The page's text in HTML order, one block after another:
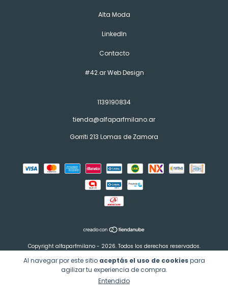
Al navegar por este sitio aceptás el uso de cookiespara
agilizar tu experiencia de compra.
Entendido
Alta Moda
LinkedIn
Contacto
#42.ar Web Design
1139190834
tienda@alfaparfmilano.ar
Gorriti 213 Lomas de Zamora
Copyright alfaparfmilano - 2026. Todos los derechos reservados.
Defensa de las y los consumidores. Para reclamos ingresá acá.
Botón de arrepentimiento